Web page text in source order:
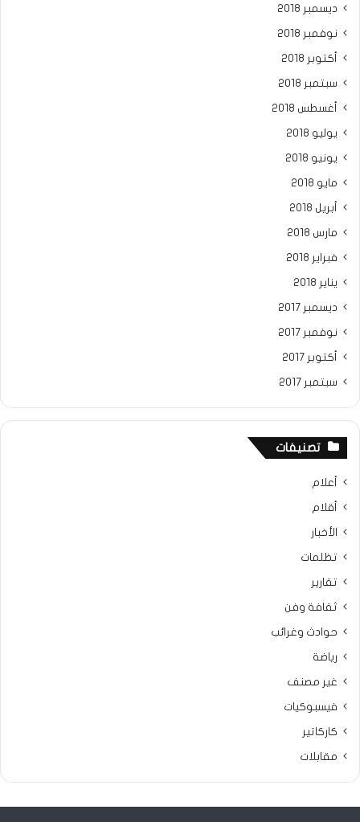
ديسمبر 2018
نوفمبر 2018
أكتوبر 2018
سبتمبر 2018
أغسطس 2018
يوليو 2018
يونيو 2018
مايو 2018
أبريل 2018
مارس 2018
فبراير 2018
يناير 2018
ديسمبر 2017
نوفمبر 2017
أكتوبر 2017
سبتمبر 2017
تصنيفات
أعلام
أقلام
الأخبار
تظلمات
تقارير
ثقافة وفن
حوادث وغرائب
رياضة
غير مصنف
فيسبوكيات
كاركاتير
مقابلات